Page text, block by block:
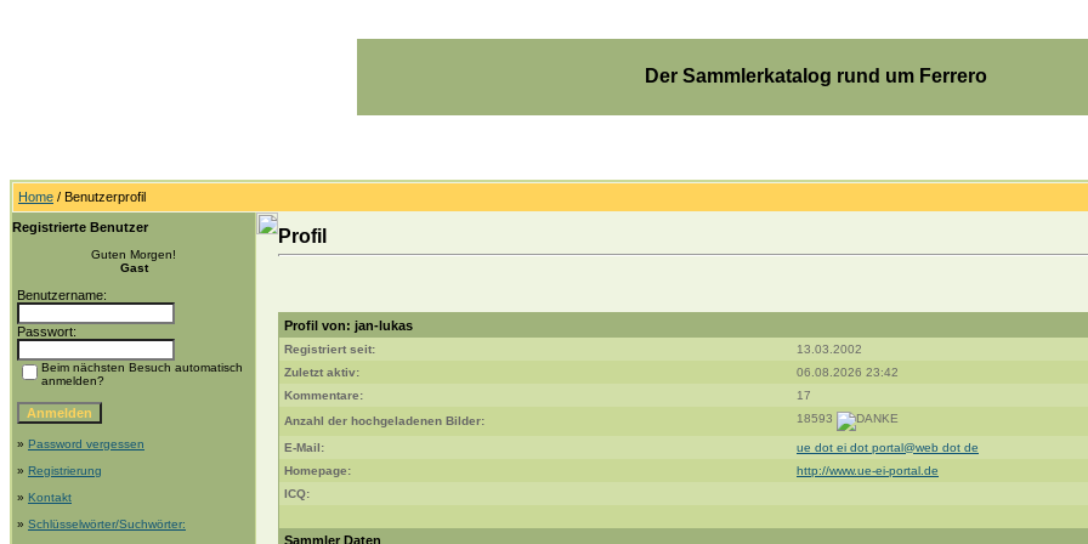
Der Sammlerkatalog rund um Ferrero
Home / Benutzerprofil
Registrierte Benutzer
Guten Morgen!
Gast
Benutzername:
Passwort:
Beim nächsten Besuch automatisch
anmelden?
» Password vergessen
» Registrierung
» Kontakt
» Schlüsselwörter/Suchwörter:
Profil
Profil von: jan-lukas
Registriert seit:
13.03.2002
Zuletzt aktiv:
06.08.2026 23:42
Kommentare:
17
Anzahl der hochgeladenen Bilder:
18593
E-Mail:
ue dot ei dot portal@web dot de
Homepage:
http://www.ue-ei-portal.de
ICQ:
Sammler Daten